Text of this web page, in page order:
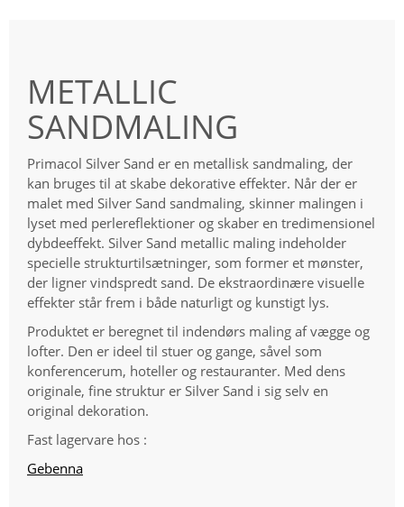
METALLIC
SANDMALING
Primacol Silver Sand er en metallisk sandmaling, der
kan bruges til at skabe dekorative effekter. Når der er
malet med Silver Sand sandmaling, skinner malingen i
lyset med perlereflektioner og skaber en tredimensionel
dybdeeffekt. Silver Sand metallic maling indeholder
specielle strukturtilsætninger, som former et mønster,
der ligner vindspredt sand. De ekstraordinære visuelle
effekter står frem i både naturligt og kunstigt lys.
Produktet er beregnet til indendørs maling af vægge og
lofter. Den er ideel til stuer og gange, såvel som
konferencerum, hoteller og restauranter. Med dens
originale, fine struktur er Silver Sand i sig selv en
original dekoration.
Fast lagervare hos :
Gebenna